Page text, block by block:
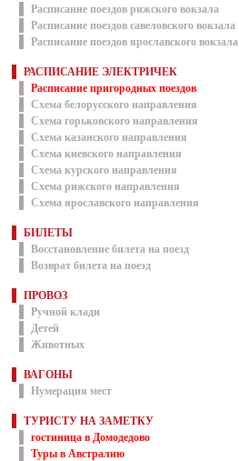
Расписание поездов рижского вокзала
Расписание поездов савеловского вокзала
Расписание поездов ярославского вокзала
РАСПИСАНИЕ ЭЛЕКТРИЧЕК
Расписание пригородных поездов
Схема белорусского направления
Схема горьковского направления
Схема казанского направления
Схема киевского направления
Схема курского направления
Схема рижского направления
Схема ярославского направления
БИЛЕТЫ
Восстановление билета на поезд
Возврат билета на поезд
ПРОВОЗ
Ручной клади
Детей
Животных
ВАГОНЫ
Нумерация мест
ТУРИСТУ НА ЗАМЕТКУ
гостиница в Домодедово
Туры в Австралию